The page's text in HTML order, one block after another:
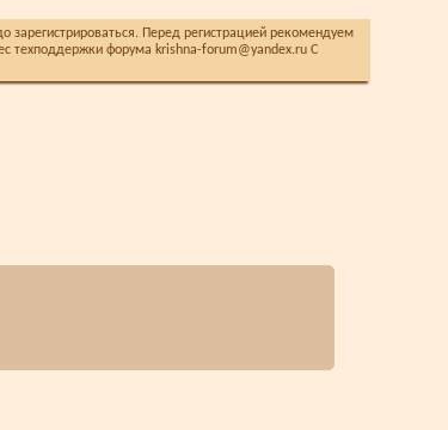
Перед регистрацией рекомендуем
техподдержки форума krishna-forum@yandex.ru С